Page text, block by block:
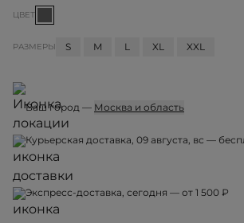
ЦВЕТ
РАЗМЕРЫ S M L XL XXL
Ваш город — Москва и область
Курьерская доставка, 09 августа, вс —
Экспресс-доставка, сегодня — от 1 500 ₽